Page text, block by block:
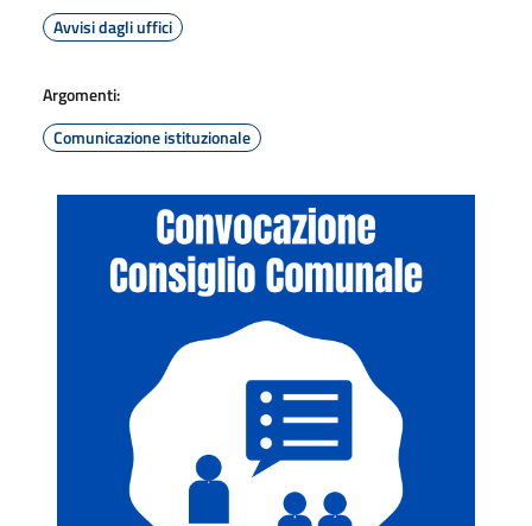
Avvisi dagli uffici
Argomenti:
Comunicazione istituzionale